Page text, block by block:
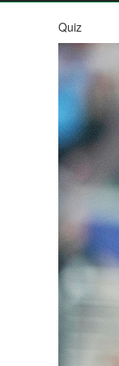
Quiz